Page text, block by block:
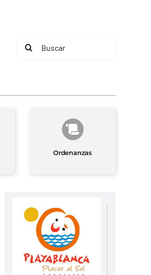
Buscar:
Ordenanzas